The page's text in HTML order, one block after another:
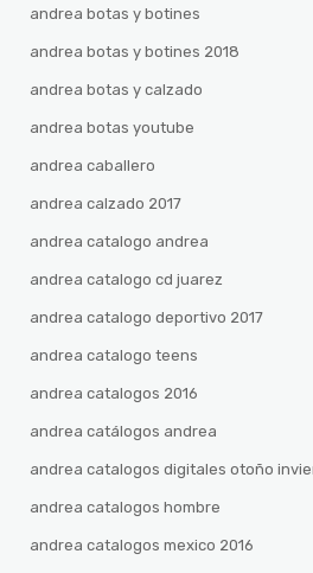
andrea botas y botines
andrea botas y botines 2018
andrea botas y calzado
andrea botas youtube
andrea caballero
andrea calzado 2017
andrea catalogo andrea
andrea catalogo cd juarez
andrea catalogo deportivo 2017
andrea catalogo teens
andrea catalogos 2016
andrea catálogos andrea
andrea catalogos digitales otoño
andrea catalogos hombre
andrea catalogos mexico 2016